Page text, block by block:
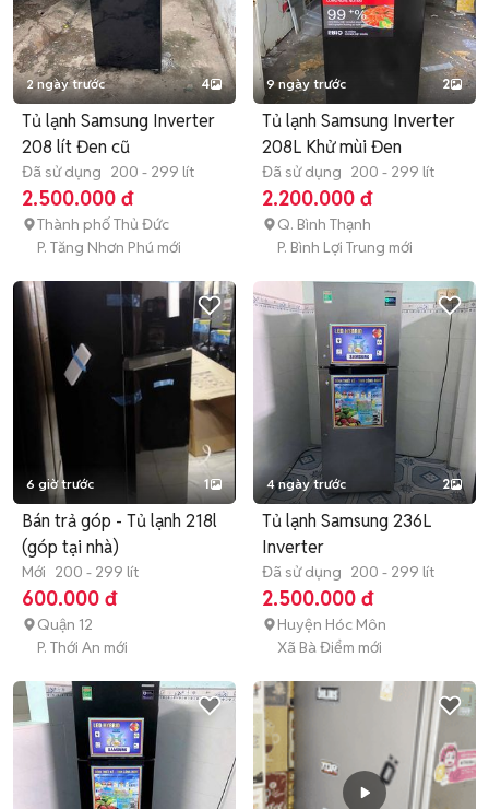
2 ngày trước 4
Tủ lạnh Samsung Inverter
208 lít Đen cũ
Đã sử dụng 200 - 299 lít
2.500.000 đ
Thành phố Thủ Đức
P. Tăng Nhơn Phú mới
9 ngày trước 2
Tủ lạnh Samsung Inverter
208L Khử mùi Đen
Đã sử dụng 200 - 299 lít
2.200.000 đ
Q. Bình Thạnh
P. Bình Lợi Trung mới
6 giờ trước 1
Bán trả góp - Tủ lạnh 218l
(góp tại nhà)
Mới 200 - 299 lít
600.000 đ
Quận 12
P. Thới An mới
4 ngày trước 2
Tủ lạnh Samsung 236L
Inverter
Đã sử dụng 200 - 299 lít
2.500.000 đ
Huyện Hóc Môn
Xã Bà Điểm mới